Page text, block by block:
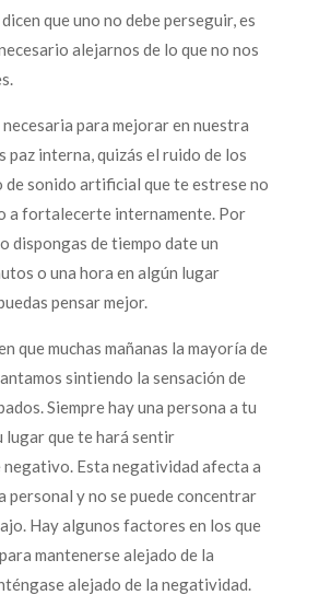
que uno no debe perseguir, es
alejarnos de lo que no nos
para mejorar en nuestra
paz interna, quizás el ruido de los
sonido artificial que te estrese no
a fortalecerte internamente. Por
dispongas de tiempo date un
o una hora en algún lugar
pensar mejor.
que muchas mañanas la mayoría de
sintiendo la sensación de
Siempre hay una persona a tu
lugar que te hará sentir
Esta negatividad afecta a
personal y no se puede concentrar
Hay algunos factores en los que
mantenerse alejado de la
alejado de la negatividad.